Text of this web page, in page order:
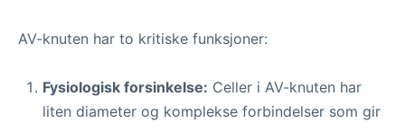
AV-knuten har to kritiske funksjoner:
Fysiologisk forsinkelse: Celler i AV-knuten har
liten diameter og komplekse forbindelser som gir